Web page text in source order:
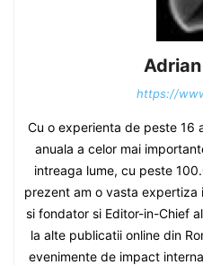
https://
Cu o experienta de peste 16
anuala a celor mai
intreaga lume, cu peste
prezent am o vasta expertiza
si fondator si Editor-in-Chief
la alte publicatii online din
evenimente de impact